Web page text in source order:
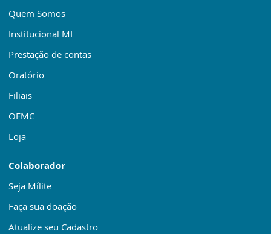
Quem Somos
Institucional MI
Prestação de contas
Oratório
Filiais
OFMC
Loja
Colaborador
Seja Mílite
Faça sua doação
Atualize seu Cadastro